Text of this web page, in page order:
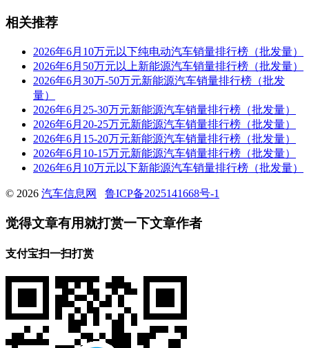
相关推荐
2026年6月10万元以下纯电动汽车销量排行榜（批发量）
2026年6月50万元以上新能源汽车销量排行榜（批发量）
2026年6月30万-50万元新能源汽车销量排行榜（批发
量）
2026年6月25-30万元新能源汽车销量排行榜（批发量）
2026年6月20-25万元新能源汽车销量排行榜（批发量）
2026年6月15-20万元新能源汽车销量排行榜（批发量）
2026年6月10-15万元新能源汽车销量排行榜（批发量）
2026年6月10万元以下新能源汽车销量排行榜（批发量）
© 2026 汽车信息网 鲁ICP备2025141668号-1
觉得文章有用就打赏一下文章作者
支付宝扫一扫打赏